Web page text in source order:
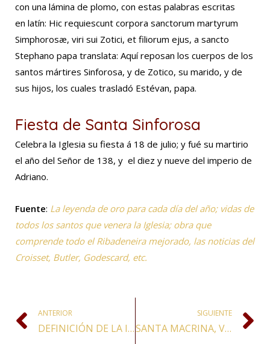
con una lámina de plomo, con estas palabras escritas
en latín: Hic requiescunt corpora sanctorum martyrum
Simphorosæ, viri sui Zotici, et filiorum ejus, a sancto
Stephano papa translata: Aquí reposan los cuerpos de los
santos mártires Sinforosa, y de Zotico, su marido, y de
sus hijos, los cuales trasladó Estévan, papa.
Fiesta de Santa Sinforosa
Celebra la Iglesia su fiesta á 18 de julio; y fué su martirio
el año del Señor de 138, y el diez y nueve del imperio de
Adriano.
Fuente: La leyenda de oro para cada día del año; vidas de
todos los santos que venera la Iglesia; obra que
comprende todo el Ribadeneira mejorado, las noticias del
Croisset, Butler, Godescard, etc.
ANTERIOR
DEFINICIÓN DE LA INFALIBILIDAD PONTIFICIA
SIGUIENTE
SANTA MACRINA, VIRGEN